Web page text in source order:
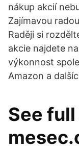
nákup akcií
Zajímavou
Raději si
akcie najdete
výkonnost
Amazon a
See